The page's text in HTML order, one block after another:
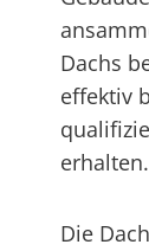
Dachs
effektiv
erhalten.
Die